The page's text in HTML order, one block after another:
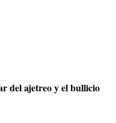
del ajetreo y el bullicio